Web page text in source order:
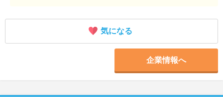
気になる
企業情報へ